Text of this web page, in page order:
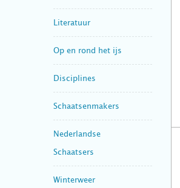
Literatuur
Op en rond het ijs
Disciplines
Schaatsenmakers
Nederlandse
Schaatsers
Winterweer